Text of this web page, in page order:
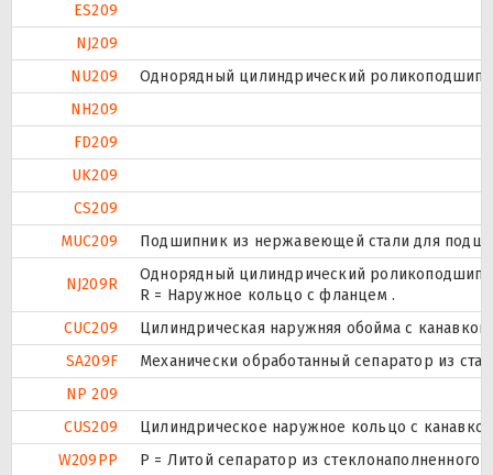
ES209
NJ209
NU209
Однорядный цилиндрический
NH209
FD209
UK209
CS209
MUC209
Подшипник из нержавеющей стали для
NJ209R
Однорядный цилиндрический
R = Наружное кольцо с фланцем .
CUC209
Цилиндрическая наружняя обойма с
SA209F
Механически обработанный сепаратор из
NP 209
CUS209
Цилиндрическое наружное кольцо с
W209PP
P = Литой сепаратор из